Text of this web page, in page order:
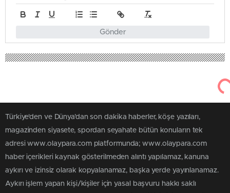
Gönder
Türkiye'den ve Dünya’dan son dakika haberler, köşe yazıları,
magazinden siyasete, spordan seyahate bütün konuların tek
adresi www.olaypara.com platformunda; www.olaypara.com
haber içerikleri kaynak gösterilmeden alıntı yapılamaz, kanuna
aykırı ve izinsiz olarak kopyalanamaz, başka yerde yayınlanamaz.
Aykırı işlem yapan kişi/kişiler için yasal başvuru hakkı saklı